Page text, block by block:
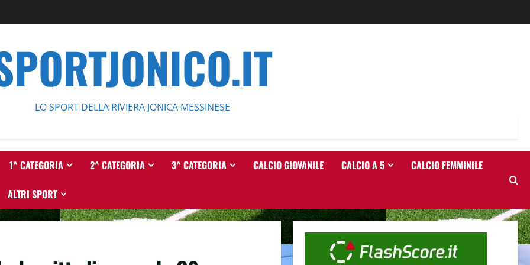
LO SPORT DELLA RIVIERA JONICA MESSINESE
1^ CATEGORIA 2^ CATEGORIA 3^ CATEGORIA CALCIO GIOVANILE CALCIO A 5 CALCIO FEMMINILE
ALTRI SPORT